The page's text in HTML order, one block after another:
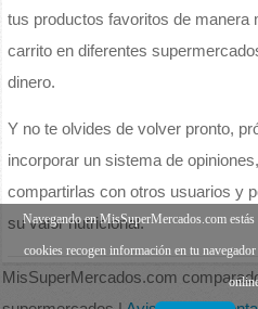
tus productos favoritos de manera
carrito en diferentes
dinero.
Y no te olvides de volver pronto,
incorporar un sistema de
compartirlas con otros usuarios y
su valor nutricional.
MisSuperMercados.com
Navegando en MisSuperMercados.com
cookies recogen información en tu